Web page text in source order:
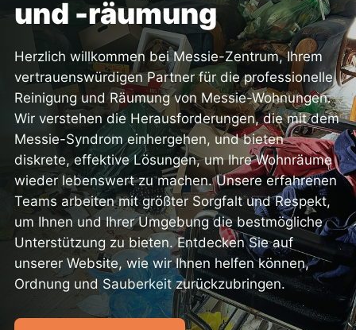
und -räumung
Herzlich willkommen bei Messie-Zentrum, Ihrem
vertrauenswürdigen Partner für die professionelle
Reinigung und Räumung von Messie-Wohnungen.
Wir verstehen die Herausforderungen, die mit dem
Messie-Syndrom einhergehen, und bieten
diskrete, effektive Lösungen, um Ihre Wohnräume
wieder lebenswert zu machen. Unsere erfahrenen
Teams arbeiten mit größter Sorgfalt und Respekt,
um Ihnen und Ihrer Umgebung die bestmögliche
Unterstützung zu bieten. Entdecken Sie auf
unserer Website, wie wir Ihnen helfen können,
Ordnung und Sauberkeit zurückzubringen.